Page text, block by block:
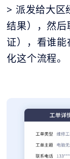
> 派发给大区
结果），然
证），看谁
化这个流程。